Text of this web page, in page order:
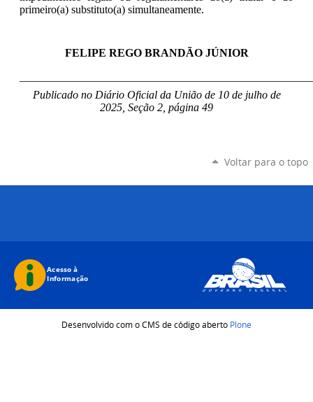
primeiro(a) substituto(a) simultaneamente.
FELIPE REGO BRANDÃO JÚNIOR
Publicado no Diário Oficial da União de 10 de julhode
2025, Seção 2, página 49
Voltar para o topo
Desenvolvido com o CMS de código aberto Plone